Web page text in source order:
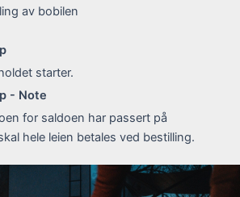
av bobilen
starter.
- Note
for saldoen har passert på
hele leien betales ved bestilling.